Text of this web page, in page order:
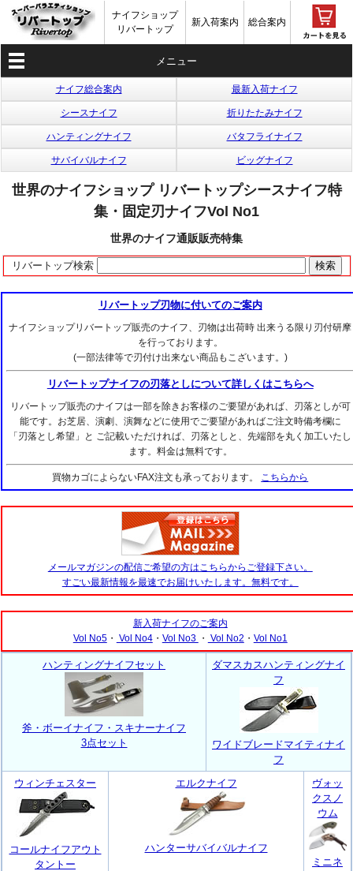
ナイフショップ
リバートップ
新入荷案内 総合案内
メニュー
ナイフ総合案内 最新入荷ナイフ
シースナイフ 折りたたみナイフ
ハンティングナイフ バタフライナイフ
サバイバルナイフ ビッグナイフ
世界のナイフショップ リバートップシースナイフ特
集・固定刃ナイフVol No1
世界のナイフ通販販売特集
リバートップ検索
リバートップ刃物に付いてのご案内
ナイフショップリバートップ販売のナイフ、刃物は出荷時 出来うる限り刃付研摩
を行っております。
(一部法律等で刃付け出来ない商品もこざいます。)
リバートップナイフの刃落としについて詳しくはこちらへ
リバートップ販売のナイフは一部を除きお客様のご要望があれば、刃落としが可
能です。お芝居、演劇、演舞などに使用でご要望があればご注文時備考欄に
「刃落とし希望」と ご記載いただければ、刃落としと、先端部を丸く加工いたし
ます。料金は無料です。
買物カゴによらないFAX注文も承っております。 こちらから
メールマガジンの配信ご希望の方はこちらからご登録下さい。
すごい最新情報を最速でお届けいたします。無料です。
新入荷ナイフのご案内
Vol No5・ Vol No4・ Vol No3 ・ Vol No2 ・ Vol No1
ハンティングナイフセット
斧・ボーイナイフ・スキナーナイフ
3点セット
ダマスカスハンティングナイ
フ
ワイドブレードマイティナイ
フ
ウィンチェスター
コールナイフアウト
タントー
エルクナイフ
ハンターサバイバルナイフ
ヴォッ
クスノ
ウム
ミニネ